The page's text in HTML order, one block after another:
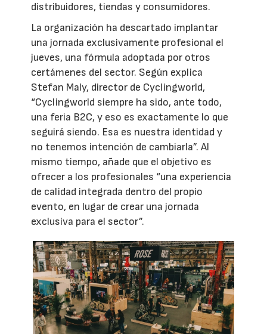
distribuidores, tiendas y consumidores.
La organización ha descartado implantar
una jornada exclusivamente profesional el
jueves, una fórmula adoptada por otros
certámenes del sector. Según explica
Stefan Maly, director de Cyclingworld,
“Cyclingworld siempre ha sido, ante todo,
una feria B2C, y eso es exactamente lo que
seguirá siendo. Esa es nuestra identidad y
no tenemos intención de cambiarla”. Al
mismo tiempo, añade que el objetivo es
ofrecer a los profesionales “una experiencia
de calidad integrada dentro del propio
evento, en lugar de crear una jornada
exclusiva para el sector”.